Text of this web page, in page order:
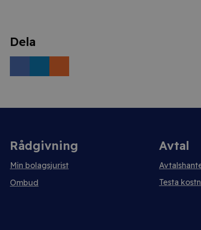
Dela
Rådgivning
Min bolagsjurist
Ombud
Avtal
Testa